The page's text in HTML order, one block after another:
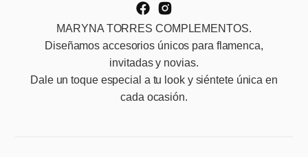
MARYNA TORRES COMPLEMENTOS.
Diseñamos accesorios únicos para flamenca,
invitadas y novias.
Dale un toque especial a tu look y siéntete única en
cada ocasión.